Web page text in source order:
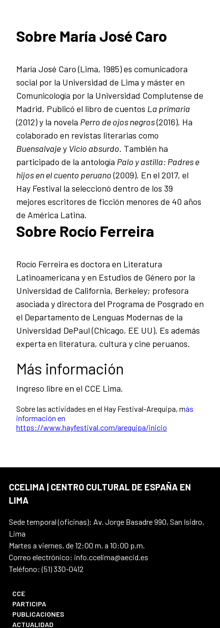
Sobre María José Caro
María José Caro (Lima, 1985) es comunicadora
social por la Universidad de Lima y máster en
Comunicología por la Universidad Complutense de
Madrid. Publicó el libro de cuentos La primaria
(2012) y la novela Perro de ojos negros(2016). Ha
colaborado en revistas literarias como
Buensalvajey Vicio absurdo. También ha
participado de la antología Palo y astilla: Padres e
hijos en el cuento peruano(2009). En el 2017, el
Hay Festival la seleccionó dentro de los 39
mejores escritores de ficción menores de 40 años
de América Latina.
Sobre Rocío Ferreira
Rocío Ferreira es doctora en Literatura
Latinoamericana y en Estudios de Género por la
Universidad de California, Berkeley; profesora
asociada y directora del Programa de Posgrado en
el Departamento de Lenguas Modernas de la
Universidad DePaul (Chicago, EE UU). Es además
experta en literatura, cultura y cine peruanos.
Más información
Ingreso libre en el CCE Lima.
Sobre las actividades en el Hay Festival-Arequipa, más
información en
https://www.hayfestival.com/arequipa/inicio
CCELIMA | CENTRO CULTURAL DE ESPAÑA EN
LIMA
Sede temporal (oficinas): Av. Jorge Basadre 990, San Isidro,
Lima
Martes a viernes, de 12:00 m. a 10:00 p.m.
Correo electrónico: info.ccelima@aecid.es
Teléfono: (51) 330-0412
CCE
PARTICIPA
PUBLICACIONES
ACTUALIDAD